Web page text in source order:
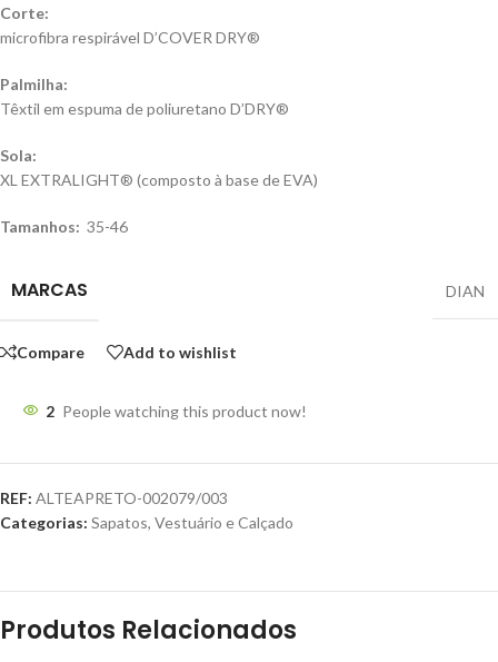
Corte:
microfibra respirável D’COVER DRY®
Palmilha:
Têxtil em espuma de poliuretano D’DRY®
Sola:
XL EXTRALIGHT® (composto à base de EVA)
Tamanhos: 35-46
MARCAS DIAN
Compare Add to wishlist
2 People watching this product now!
REF: ALTEAPRETO-002079/003
Categorias: Sapatos, Vestuário e Calçado
Produtos Relacionados